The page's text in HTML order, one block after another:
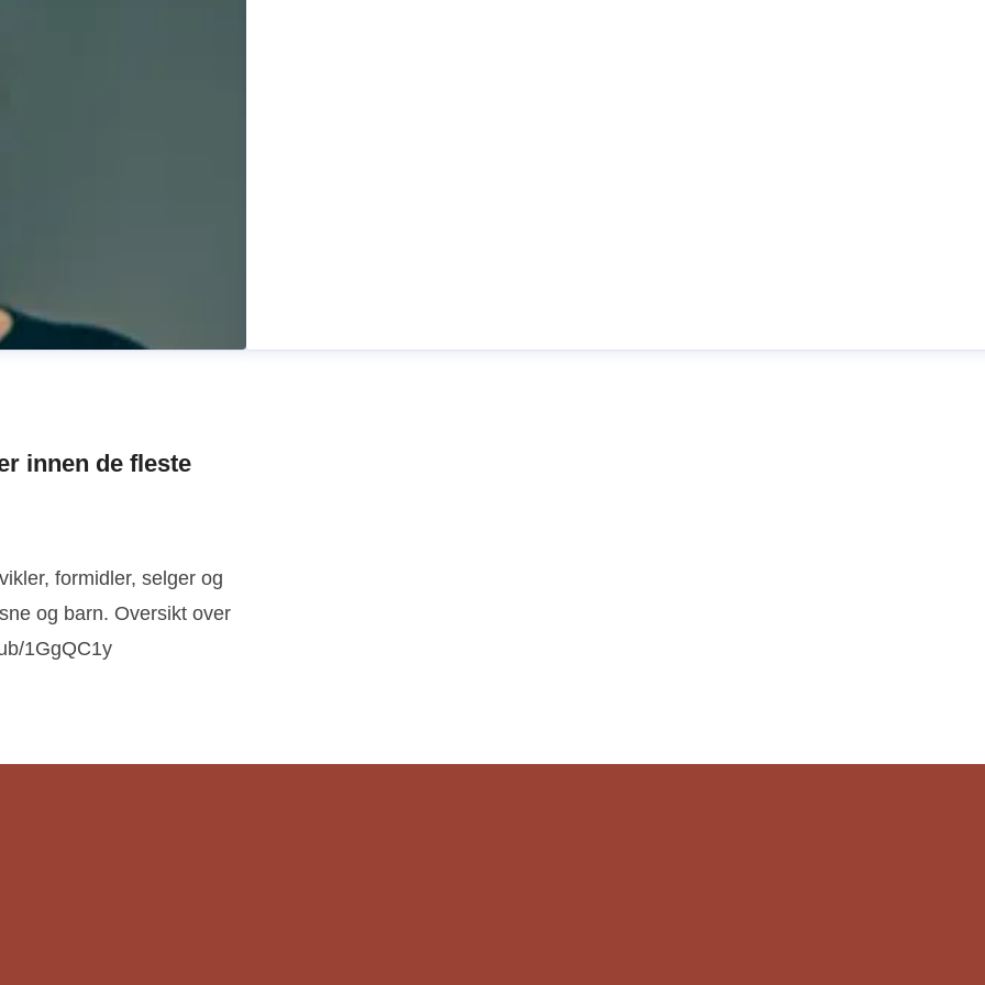
og samfunn
& underholdning
innen de fleste
formidler, selger og
og barn. Oversikt over
1GgQC1y